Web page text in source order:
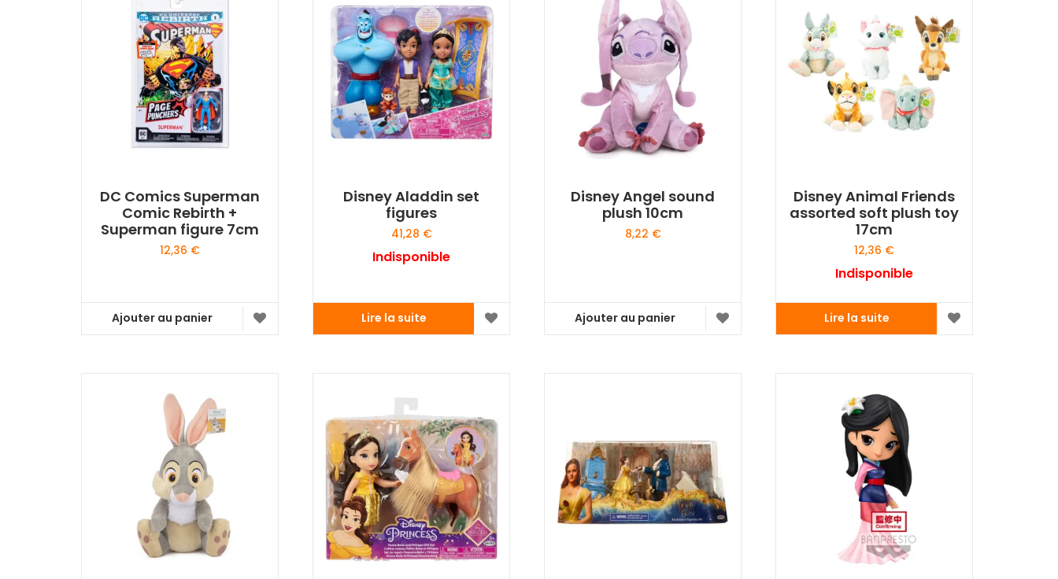
DC Comics Superman
Comic Rebirth +
Superman figure 7cm
12,36 €
Ajouter au panier
Disney Aladdin set
figures
41,28 €
Indisponible
Lire la suite
Disney Angel sound
plush 10cm
8,22 €
Ajouter au panier
Disney Animal Friends
assorted soft plush toy
17cm
12,36 €
Indisponible
Lire la suite